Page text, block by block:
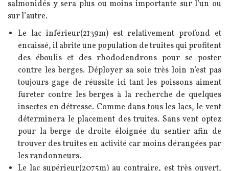
salmonidés y sera plus ou moins importante sur l’un ou
sur l’autre.
Le lac inférieur(2139m) est relativement profond et
encaissé, il abrite une population de truites qui profitent
des éboulis et des rhododendrons pour se poster
contre les berges. Déployer sa soie très loin n’est pas
toujours gage de réussite ici tant les poissons aiment
fureter contre les berges à la recherche de quelques
insectes en détresse. Comme dans tous les lacs, le vent
déterminera le placement des truites. Sans vent optez
pour la berge de droite éloignée du sentier afin de
trouver des truites en activité car moins dérangées par
les randonneurs.
Le lac supérieur(2075m) au contraire, est très ouvert,